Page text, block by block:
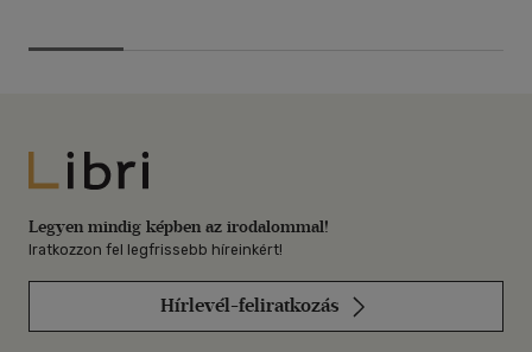
Libri
Legyen mindig képben az irodalommal!
Iratkozzon fel legfrissebb híreinkért!
Hírlevél-feliratkozás